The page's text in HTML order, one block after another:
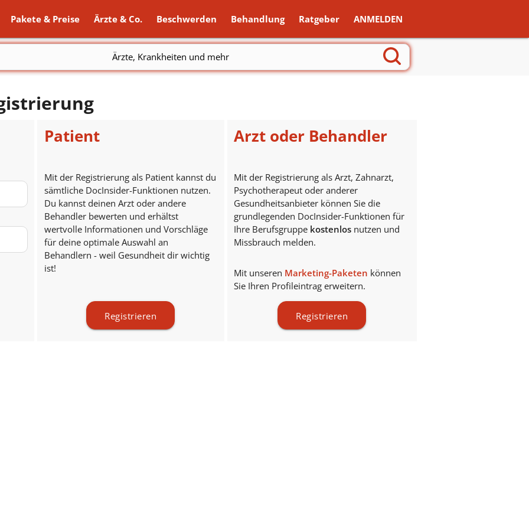
Pakete & Preise Ärzte & Co. Beschwerden Behandlung Ratgeber ANMELDEN
Ärzte, Krankheiten und mehr
Patient
Mit der Registrierung als Patient kannst du
sämtliche DocInsider-Funktionen nutzen.
Du kannst deinen Arzt oder andere
Behandler bewerten und erhältst
wertvolle Informationen und Vorschläge
für deine optimale Auswahl an
Behandlern - weil Gesundheit dir wichtig
ist!
Registrieren
Arzt oder Behandler
Mit der Registrierung als Arzt, Zahnarzt,
Psychotherapeut oder anderer
Gesundheitsanbieter können Sie die
grundlegenden DocInsider-Funktionen für
Ihre Berufsgruppe kostenlosnutzen und
Missbrauch melden.
Mit unseren Marketing-Paketen können
Sie Ihren Profileintrag erweitern.
Registrieren